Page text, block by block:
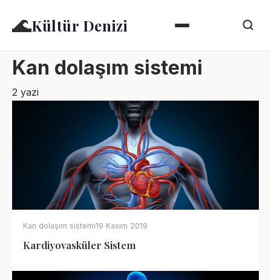
🌊Kültür Denizi
Kan dolaşım sistemi
2 yazi
Kan dolaşım sistemi19 Kasım 2019
Kardiyovasküler Sistem